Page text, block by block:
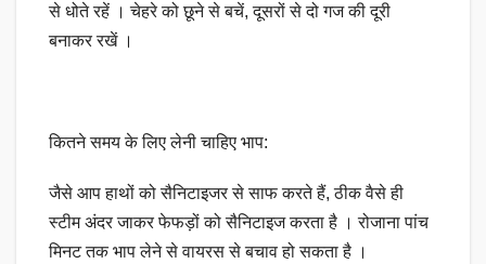
से धोते रहें । चेहरे को छूने से बचें, दूसरों से दो गज की दूरी
बनाकर रखें ।
कितने समय के लिए लेनी चाहिए भाप:
जैसे आप हाथों को सैनिटाइजर से साफ करते हैं, ठीक वैसे ही
स्टीम अंदर जाकर फेफड़ों को सैनिटाइज करता है । रोजाना पांच
मिनट तक भाप लेने से वायरस से बचाव हो सकता है ‌।